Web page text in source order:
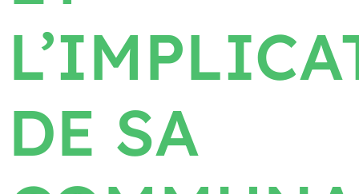
DE SA